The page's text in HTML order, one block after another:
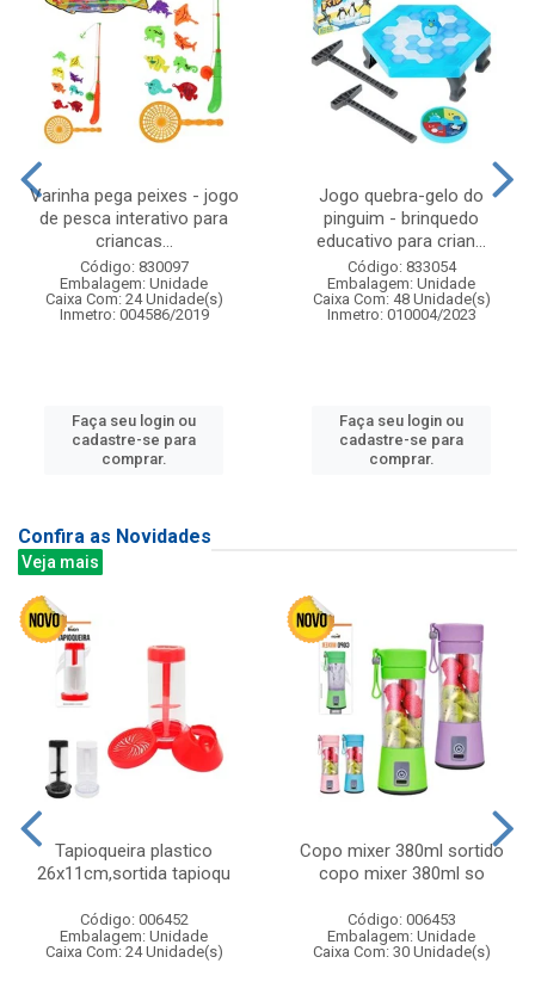
Varinha pega peixes - jogo
de pesca interativo para
criancas...
Código: 830097
Embalagem: Unidade
Caixa Com: 24 Unidade(s)
Inmetro: 004586/2019
Faça seu login ou
cadastre-se para
comprar.
Jogo quebra-gelo do
pinguim - brinquedo
educativo para crian...
Código: 833054
Embalagem: Unidade
Caixa Com: 48 Unidade(s)
Inmetro: 010004/2023
Faça seu login ou
cadastre-se para
comprar.
Confira as Novidades
Veja mais
Tapioqueira plastico
26x11cm,sortida tapioqu
Código: 006452
Embalagem: Unidade
Caixa Com: 24 Unidade(s)
Copo mixer 380ml sortido
copo mixer 380ml so
Código: 006453
Embalagem: Unidade
Caixa Com: 30 Unidade(s)